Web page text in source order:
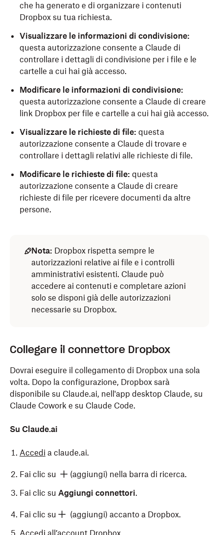
che ha generato e di organizzare i contenuti
Dropbox su tua richiesta.
Visualizzare le informazioni di condivisione:
questa autorizzazione consente a Claude di
controllare i dettagli di condivisione per i file e le
cartelle a cui hai già accesso.
Modificare le informazioni di condivisione:
questa autorizzazione consente a Claude di creare
link Dropbox per file e cartelle a cui hai già accesso.
Visualizzare le richieste di file: questa
autorizzazione consente a Claude di trovare e
controllare i dettagli relativi alle richieste di file.
Modificare le richieste di file: questa
autorizzazione consente a Claude di creare
richieste di file per ricevere documenti da altre
persone.
Nota: Dropbox rispetta sempre le
autorizzazioni relative ai file e i controlli
amministrativi esistenti. Claude può
accedere ai contenuti e completare azioni
solo se disponi già delle autorizzazioni
necessarie su Dropbox.
Collegare il connettore Dropbox
Dovrai eseguire il collegamento di Dropbox una sola
volta. Dopo la configurazione, Dropbox sarà
disponibile su Claude.ai, nell'app desktop Claude, su
Claude Cowork e su Claude Code.
Su Claude.ai
Accedi a claude.ai.
Fai clic su
(aggiungi) nella barra di ricerca.
Fai clic su Aggiungi connettori.
Fai clic su
(aggiungi) accanto a Dropbox.
Accedi all’account Dropbox.